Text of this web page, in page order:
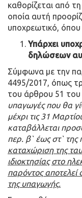
καθορίζεται από
οποία αυτή
υποχρεωτικό, όπου
Υπάρχει
δηλώσεων
Σύμφωνα με την
4495/2017, όπως
του άρθρου 51 του
υπαγωγές που θα
μέχρι τις 31
καταβάλλεται
περ. β` έως στ` της
καταχώριση της
ιδιοκτησίας στο
παρόντος αποτελεί
της υπαγωγής.